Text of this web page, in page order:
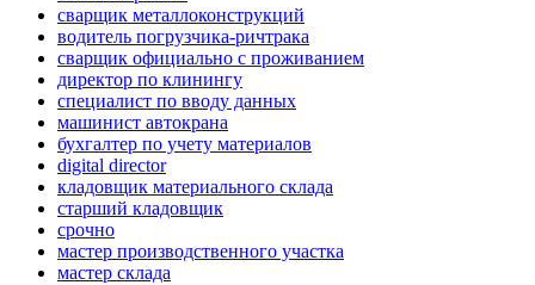
сварщик металлоконструкций
водитель погрузчика-ричтрака
сварщик официально с проживанием
директор по клинингу
специалист по вводу данных
машинист автокрана
бухгалтер по учету материалов
digital director
кладовщик материального склада
старший кладовщик
срочно
мастер производственного участка
мастер склада